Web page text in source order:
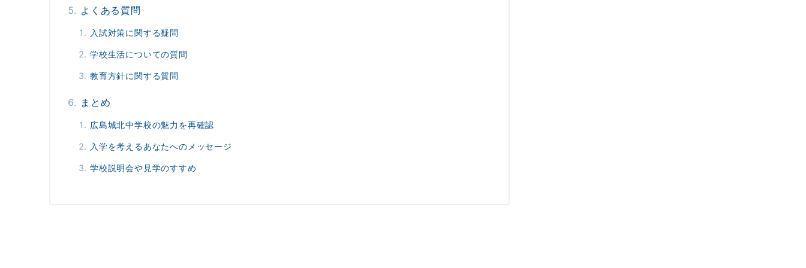
よくある質問
入試対策に関する疑問
学校生活についての質問
教育方針に関する質問
まとめ
広島城北中学校の魅力を再確認
入学を考えるあなたへのメッセージ
学校説明会や見学のすすめ